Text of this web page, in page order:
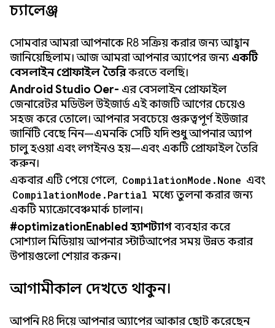
চ্যালেঞ্জ
সোমবার আমরা আপনাকে R8 সক্রিয় করার জন্য আহ্বান
জানিয়েছিলাম। আজ আমরা আপনার অ্যাপের জন্য একটি
বেসলাইন প্রোফাইল তৈরিকরতে বলছি।
Android Studio Otter- এর বেসলাইন প্রোফাইল
জেনারেটর মডিউল উইজার্ড এই কাজটি আগের চেয়েও
সহজ করে তোলে। আপনার সবচেয়ে গুরুত্বপূর্ণ ইউজার
জার্নিটি বেছে নিন—এমনকি সেটি যদি শুধু আপনার অ্যাপ
চালু হওয়া এবং লগইনও হয়—এবং একটি প্রোফাইল তৈরি
করুন।
একবার এটি পেয়ে গেলে, CompilationMode.None এবং
CompilationMode.Partial মধ্যে তুলনা করার জন্য
একটি ম্যাক্রোবেঞ্চমার্ক চালান।
#optimizationEnabled হ্যাশট্যাগব্যবহার করে
সোশ্যাল মিডিয়ায় আপনার স্টার্টআপের সময় উন্নত করার
উপায়গুলো শেয়ার করুন।
আগামীকাল দেখতে থাকুন।
আপনি R8 দিয়ে আপনার অ্যাপের আকার ছোট করেছেন